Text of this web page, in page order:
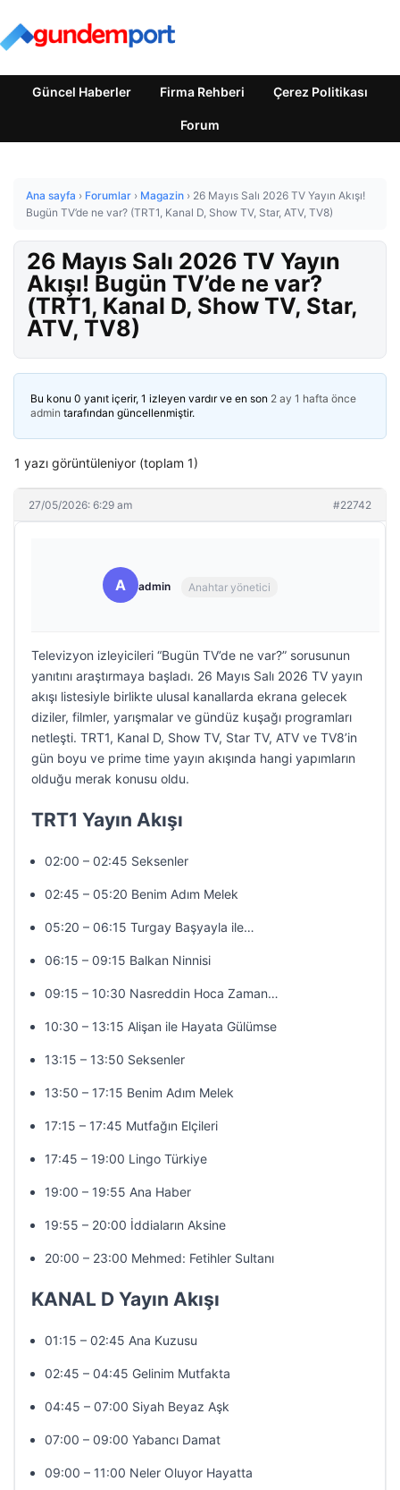
Güncel Haberler Firma Rehberi Çerez Politikası
Forum
Ana sayfa › Forumlar › Magazin › 26 Mayıs Salı 2026 TV Yayın Akışı!
Bugün TV’de ne var? (TRT1, Kanal D, Show TV, Star, ATV, TV8)
26 Mayıs Salı 2026 TV Yayın
Akışı! Bugün TV’de ne var?
(TRT1, Kanal D, Show TV, Star,
ATV, TV8)
Bu konu 0 yanıt içerir, 1 izleyen vardır ve en son 2 ay 1 hafta önce
admin tarafından güncellenmiştir.
1 yazı görüntüleniyor (toplam 1)
27/05/2026: 6:29 am #22742
A admin Anahtar yönetici
Televizyon izleyicileri “Bugün TV’de ne var?” sorusunun
yanıtını araştırmaya başladı. 26 Mayıs Salı 2026 TV yayın
akışı listesiyle birlikte ulusal kanallarda ekrana gelecek
diziler, filmler, yarışmalar ve gündüz kuşağı programları
netleşti. TRT1, Kanal D, Show TV, Star TV, ATV ve TV8’in
gün boyu ve prime time yayın akışında hangi yapımların
olduğu merak konusu oldu.
TRT1 Yayın Akışı
02:00 – 02:45 Seksenler
02:45 – 05:20 Benim Adım Melek
05:20 – 06:15 Turgay Başyayla ile…
06:15 – 09:15 Balkan Ninnisi
09:15 – 10:30 Nasreddin Hoca Zaman…
10:30 – 13:15 Alişan ile Hayata Gülümse
13:15 – 13:50 Seksenler
13:50 – 17:15 Benim Adım Melek
17:15 – 17:45 Mutfağın Elçileri
17:45 – 19:00 Lingo Türkiye
19:00 – 19:55 Ana Haber
19:55 – 20:00 İddiaların Aksine
20:00 – 23:00 Mehmed: Fetihler Sultanı
KANAL D Yayın Akışı
01:15 – 02:45 Ana Kuzusu
02:45 – 04:45 Gelinim Mutfakta
04:45 – 07:00 Siyah Beyaz Aşk
07:00 – 09:00 Yabancı Damat
09:00 – 11:00 Neler Oluyor Hayatta